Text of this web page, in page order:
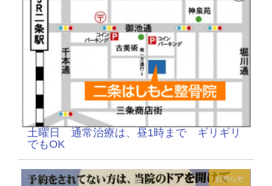
土曜日 通常治療は、昼1時まで ギリギリ
でもOK
お知らせ